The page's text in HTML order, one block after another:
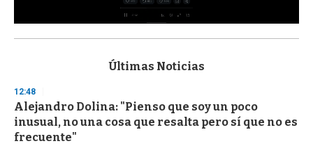
s
d
s
o
f
3
Últimas Noticias
12:48
Alejandro Dolina: "Pienso que soy un poco
inusual, no una cosa que resalta pero sí que no es
frecuente"